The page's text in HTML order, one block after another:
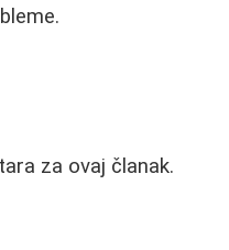
za ovaj članak.